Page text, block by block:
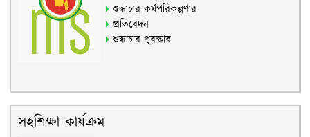
শুদ্ধাচার কর্মপরিকল্পণার
প্রতিবেদন
শুদ্ধাচার পুরস্কার
সহশিক্ষা কার্যক্রম